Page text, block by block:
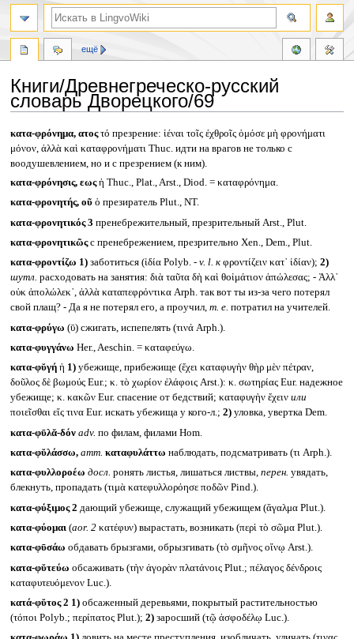
Книги/Древнегреческо-русский
словарь Дворецкого/69
Перейти
к
навигации
Перейти
к
поиску
κατα-φρόνημα, ατοςτό презрение: ἰέναι τοῖς ἐχθροῖς ὁμόσε μὴ φρονήματι
μόνον, ἀλλὰ καὶ καταφρονήματι Thuc. идти на врагов не только с
воодушевлением, но и с презрением (к ним).
κατα-φρόνησις, εωςἡ Thuc., Plat., Arst., Diod. = καταφρόνημα.
κατα-φρονητής, οῦὁ презиратель Plut., NT.
κατα-φρονητικός 3 пренебрежительный, презрительный Arst., Plut.
κατα-φρονητικῶςс пренебрежением, презрительно Xen., Dem., Plut.
κατα-φροντίζω 1)заботиться (ἰδία Polyb. - v. l. кφροντίζειν κατ᾽ ἰδίαν); 2)
шутл. расходовать на занятия: διὰ ταῦτα δὴ καὶ θοἰμάτιον ἀπώλεσας; - Ἀλλ᾽
οὐκ ἀπολώλεκ᾽, ἀλλὰ καταπεφρόντικα Arph. так вот ты из-за чего потерял
свой плащ? - Да я не потерял его, а проучил,т. е. потратил на учителей.
κατα-φρύγω (ῡ) сжигать, испепелять (τινά Arph.).
κατα-φυγγάνω Her., Aeschin. = καταφεύγω.
κατα-φῠγή ἡ 1)убежище, прибежище (ἔχει καταφυγὴν θὴρ μὲν πέτραν,
δοῦλος δὲ βωμούς Eur.; κ. τὸ χωρίον ἐλάφοις Arst.): κ. σωτηρίας Eur. надежное
убежище; κ. κακῶν Eur. спасение от бедствий; καταφυγὴν ἔχειν или
ποιεῖσθαι εἴς τινα Eur. искать убежища у кого-л.; 2)уловка, увертка Dem.
κατα-φῡλᾰ-δόν adv. по филам, филами Hom.
κατα-φῠλάσσω, атт. καταφυλάττω наблюдать, подсматривать (τι Arph.).
κατα-φυλλοροέω досл. ронять листья, лишаться листвы, перен. увядать,
блекнуть, пропадать (τιμὰ κατεφυλλορόησε ποδῶν Pind.).
κατα-φύξιμος 2 дающий убежище, служащий убежищем (ἄγαλμα Plut.).
κατα-φύομαι (aor. 2κατέφυν) вырастать, возникать (περὶ τὸ σῶμα Plut.).
κατα-φῡσάω обдавать брызгами, обрызгивать (τὸ σμῆνος οἴνῳ Arst.).
κατα-φῠτεύω обсаживать (τὴν ἀγορὰν πλατάνοις Plut.; πέλαγος δένδροις
καταφυτευόμενον Luc.).
κατά-φῠτος 2 1)обсаженный деревьями, покрытый растительностью
(τόποι Polyb.; περίπατος Plut.); 2)заросший (τῷ ἀσφοδέλῳ Luc.).
ещё